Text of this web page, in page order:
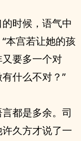
时候，语气中
本宫若让她的孩
要多一个对
什么不对？”
都是多余。司
久方才说了一